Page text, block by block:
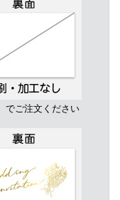
でご注文ください